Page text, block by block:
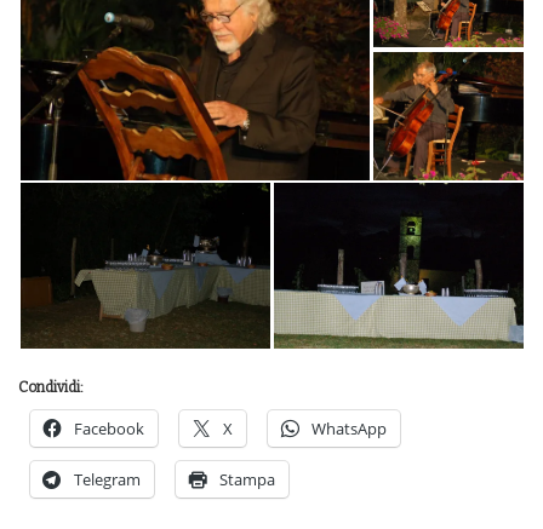
Condividi:
Facebook X WhatsApp
Telegram Stampa